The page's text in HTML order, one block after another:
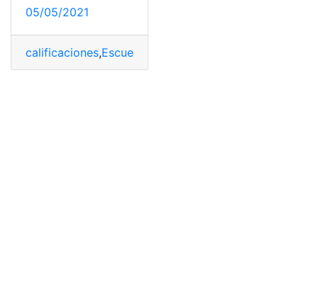
05/05/2021
calificaciones,Escuelas